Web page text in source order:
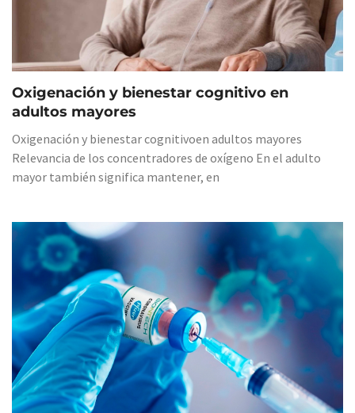
Oxigenación y bienestar cognitivo en
adultos mayores
Oxigenación y bienestar cognitivoen adultos mayores
Relevancia de los concentradores de oxígeno En el adulto
mayor también significa mantener, en